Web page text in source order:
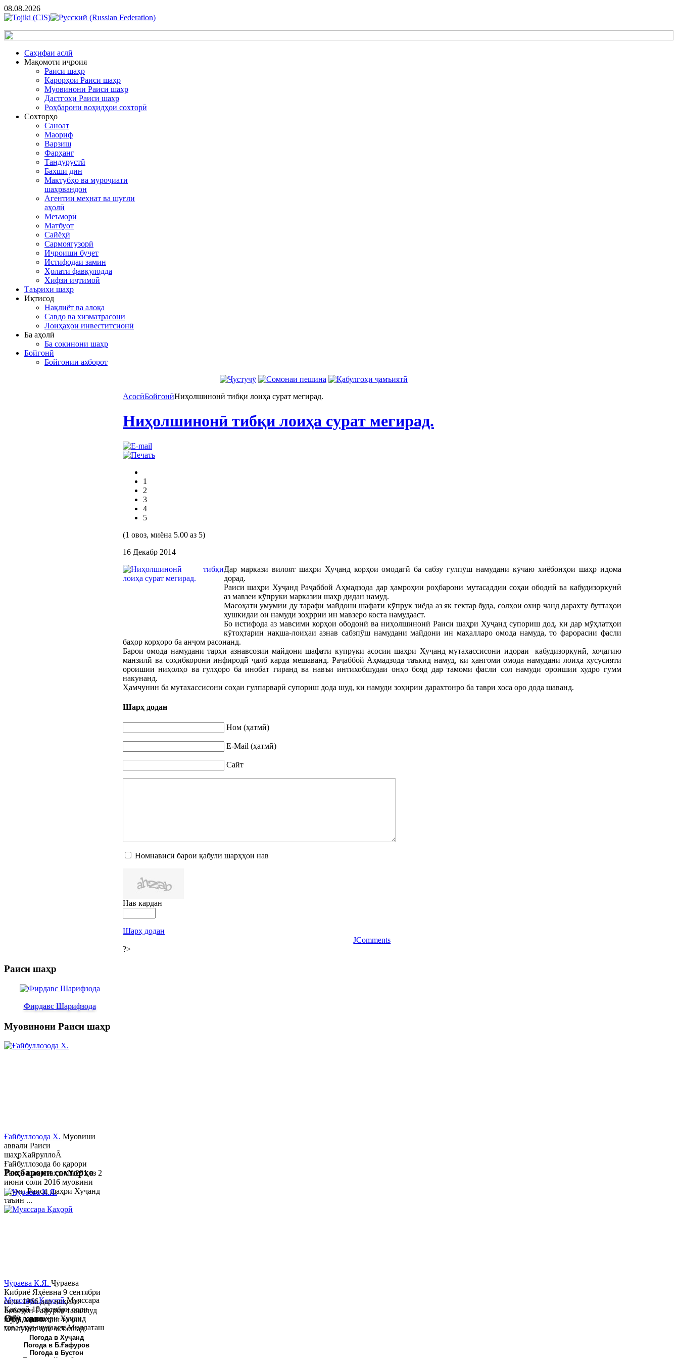
08.08.2026
Cаҳифаи аслӣ
Мақомоти иҷроия
Раиси шаҳр
Қарорҳои Раиси шаҳр
Муовинони Раиси шаҳр
Дастгоҳи Раиси шаҳр
Роҳбарони воҳидҳои сохторӣ
Сохторҳо
Саноат
Маориф
Варзиш
Фарҳанг
Тандурустӣ
Бахши дин
Мактубҳо ва муроҷиати
шаҳрвандон
Агентии меҳнат ва шуғли
аҳолӣ
Меъморӣ
Матбуот
Сайёҳӣ
Сармоягузорӣ
Иҷроиши буҷет
Истифодаи замин
Ҳолати фавқулодда
Хифзи иҷтимоӣ
Таърихи шаҳр
Иқтисод
Нақлиёт ва алоқа
Савдо ва хизматрасонӣ
Лоиҳаҳои инвеститсионӣ
Ба аҳолӣ
Ба сокинони шаҳр
Бойгонӣ
Бойгонии ахборот
АсосӣБойгонӣНиҳолшинонӣ тибқи лоиҳа сурат мегирад.
Ниҳолшинонӣ тибқи лоиҳа сурат мегирад.
1
2
3
4
5
(1 овоз, миёна 5.00 аз 5)
16 Декабр 2014
Дар маркази вилоят шаҳри Хуҷанд корҳои омодагӣ ба сабзу гулпӯш намудани кӯчаю хиёбонҳои шаҳр идома
дорад.
Раиси шаҳри Хуҷанд Раҷаббой Аҳмадзода дар ҳамроҳии роҳбарони мутасаддии соҳаи ободнӣ ва кабудизоркунӣ
аз мавзеи кӯпруки марказии шаҳр дидан намуд.
Масоҳати умумии ду тарафи майдони шафати кӯпрук зиёда аз як гектар буда, солҳои охир чанд дарахту буттаҳои
хушкидаи он намуди зоҳррии ин мавзеро коста намудааст.
Бо истифода аз мавсими корҳои ободонӣ ва ниҳолшинонӣ Раиси шаҳри Хуҷанд супориш дод, ки дар мӯҳлатҳои
кӯтоҳтарин нақша-лоиҳаи азнав сабзпӯш намудани майдони ин маҳалларо омода намуда, то фарорасии фасли
баҳор корҳоро ба анҷом расонанд.
Барои омода намудани тарҳи азнавсозии майдони шафати купруки асосии шаҳри Хуҷанд мутахассисони идораи кабудизоркунӣ, хоҷагию
манзилӣ ва соҳибкорони инфиродӣ ҷалб карда мешаванд. Раҷаббой Аҳмадзода таъкид намуд, ки ҳангоми омода намудани лоиҳа хусусияти
ороишии ниҳолҳо ва гулҳоро ба инобат гиранд ва навъи интихобшудаи онҳо бояд дар тамоми фасли сол намуди ороишии худро гумм
накунанд.
Ҳамчунин ба мутахассисони соҳаи гулпарварӣ супориш дода шуд, ки намуди зоҳирии дарахтонро ба таври хоса оро дода шаванд.
Шарҳ додан
Ном (ҳатмӣ)
E-Mail (ҳатмӣ)
Сайт
Номнависӣ барои қабули шарҳҳои нав
Нав кардан
Шарҳ додан
JComments
?>
Раиси шаҳр
Фирдавс Шарифзода
Муовинони Раиси шаҳр
Ғайбуллозода Х. Муовини
аввали Раиси
шаҳрХайруллоÂ
Ғайбуллозода бо қарори
Раиси шаҳр таҳти №281 аз 2
июни соли 2016 муовини
якуми Раиси шаҳри Хуҷанд
таъин ...
Муяссара ҚаҳорӣМуяссара
Қаҳорӣ 15 октябри соли
1979 дар шаҳри Хуҷанд
таваллуд шудааст. Миллаташ
тоҷик. Маълумот олӣ. Соли
2002 Донишгоҳи давлатии
Хуҷанд ба...
Роҳбарони сохторҳо
Ҷӯраева К.Я. Ҷӯраева
Кибриё Яҳёевна 9 сентябри
соли 1966 дар ноҳияи
Бобоҷон Ғафуров таваллуд
шуда, миллаташ тоҷик,
маълумот олӣ мебошад.
Соли 1997 Донишг...
Обу хаво
Погода в Хуҷанд
Погода в Б.Ғафуров
Погода в Бустон